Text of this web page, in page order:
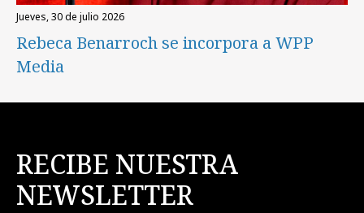
jueves, 30 de julio 2026
Rebeca Benarroch se incorpora a WPP
Media
RECIBE NUESTRA
NEWSLETTER